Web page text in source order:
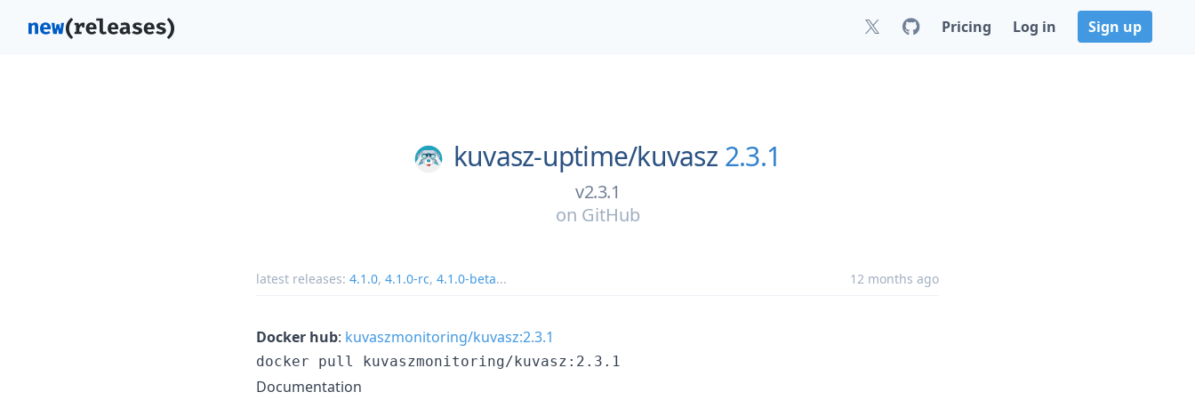
Pricing Log in Sign up
kuvasz-uptime/kuvasz 2.3.1
v2.3.1
on GitHub
latest releases: 4.1.0, 4.1.0-rc, 4.1.0-beta... 12 months ago
Docker hub: kuvaszmonitoring/kuvasz:2.3.1
Documentation